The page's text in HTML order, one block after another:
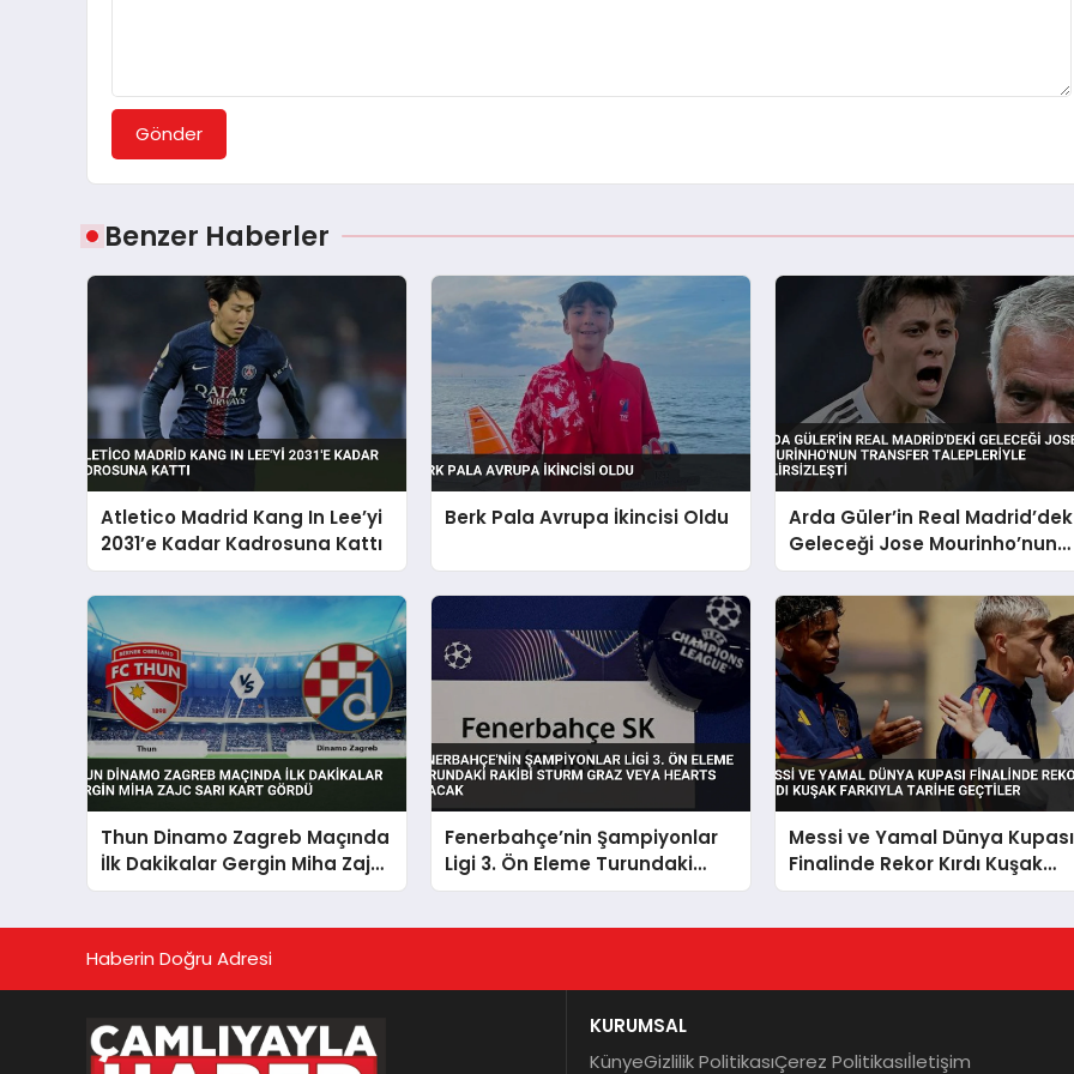
Gönder
Benzer Haberler
Atletico Madrid Kang In Lee’yi
2031’e Kadar Kadrosuna Kattı
Berk Pala Avrupa İkincisi Oldu
Arda Güler’in Real
Geleceği Jose Mourinho’nun
Transfer Talepleriyle
Belirsizleşti
Thun Dinamo Zagreb Maçında
İlk Dakikalar Gergin Miha Zajc
Sarı Kart Gördü
Fenerbahçe’nin Şampiyonlar
Ligi 3. Ön Eleme Turundaki
Rakibi Sturm Graz veya
Messi ve Yamal Dünya Kupası
Finalinde Rekor Kırdı Kuşak
Farkıyla Tarihe Geçtiler
Haberin Doğru Adresi
KURUMSAL
KünyeGizlilik PolitikasıÇerez Politikasıİletişim